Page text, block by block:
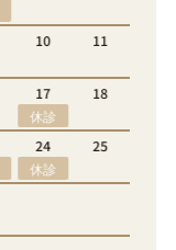
11
12
18 19
25 26